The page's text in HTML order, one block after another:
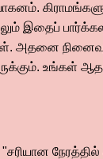
இதைப்
அதனை
உங்கள்